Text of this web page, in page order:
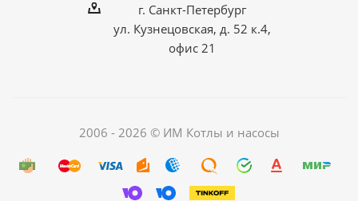
г. Санкт-Петербург
ул. Кузнецовская, д. 52 к.4,
офис 21
2006 - 2026 © ИМ Котлы и насосы